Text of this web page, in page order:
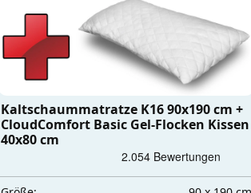
Kaltschaummatratze K16 90x190 cm +
CloudComfort Basic Gel-Flocken Kissen
40x80 cm